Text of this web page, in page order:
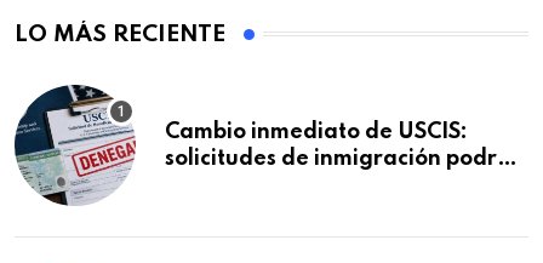
LO MÁS RECIENTE
Cambio inmediato de USCIS:
solicitudes de inmigración podrán